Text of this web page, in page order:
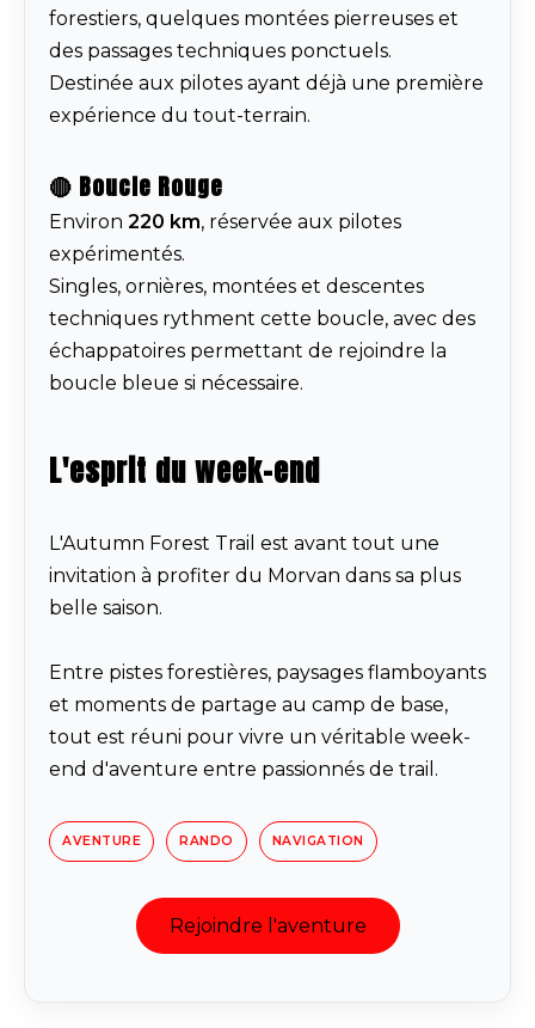
forestiers, quelques montées pierreuses et
des passages techniques ponctuels.
Destinée aux pilotes ayant déjà une première
expérience du tout-terrain.
🔴 Boucle Rouge
Environ 220 km, réservée aux pilotes
expérimentés.
Singles, ornières, montées et descentes
techniques rythment cette boucle, avec des
échappatoires permettant de rejoindre la
boucle bleue si nécessaire.
L'esprit du week-end
L'Autumn Forest Trail est avant tout une
invitation à profiter du Morvan dans sa plus
belle saison.
Entre pistes forestières, paysages flamboyants
et moments de partage au camp de base,
tout est réuni pour vivre un véritable week-
end d'aventure entre passionnés de trail.
AVENTURE RANDO NAVIGATION
Rejoindre l'aventure